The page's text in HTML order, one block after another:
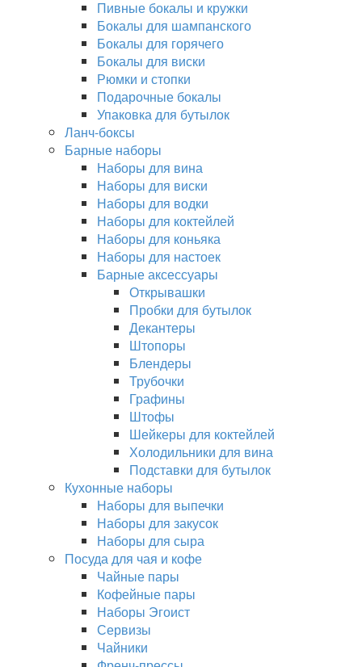
Пивные бокалы и кружки
Бокалы для шампанского
Бокалы для горячего
Бокалы для виски
Рюмки и стопки
Подарочные бокалы
Упаковка для бутылок
Ланч-боксы
Барные наборы
Наборы для вина
Наборы для виски
Наборы для водки
Наборы для коктейлей
Наборы для коньяка
Наборы для настоек
Барные аксессуары
Открывашки
Пробки для бутылок
Декантеры
Штопоры
Блендеры
Трубочки
Графины
Штофы
Шейкеры для коктейлей
Холодильники для вина
Подставки для бутылок
Кухонные наборы
Наборы для выпечки
Наборы для закусок
Наборы для сыра
Посуда для чая и кофе
Чайные пары
Кофейные пары
Наборы Эгоист
Сервизы
Чайники